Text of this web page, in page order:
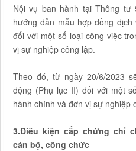
Nội vụ ban hành tại Thông tư
hướng dẫn mẫu hợp đồng
đối với một số loại công việc
vị sự nghiệp công lập.
Theo đó, từ ngày 20/6/2023
động (Phụ lục II) đối với một
hành chính và đơn vị sự nghiệp
3.Điều kiện cấp chứng chỉ
cán bộ, công chức